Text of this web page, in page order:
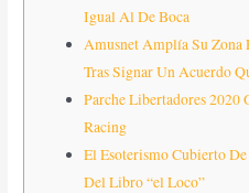
Igual Al De Boca
Amusnet Amplía Su Zona
Tras Signar Un Acuerdo
Parche Libertadores 2020
Racing
El Esoterismo Cubierto
Del Libro “el Loco”